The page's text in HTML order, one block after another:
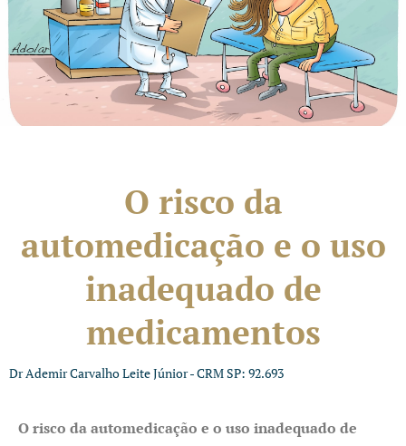
O risco da
automedicação e o uso
inadequado de
medicamentos
Dr Ademir Carvalho Leite Júnior - CRM SP: 92.693
O risco da automedicação e o uso inadequado de